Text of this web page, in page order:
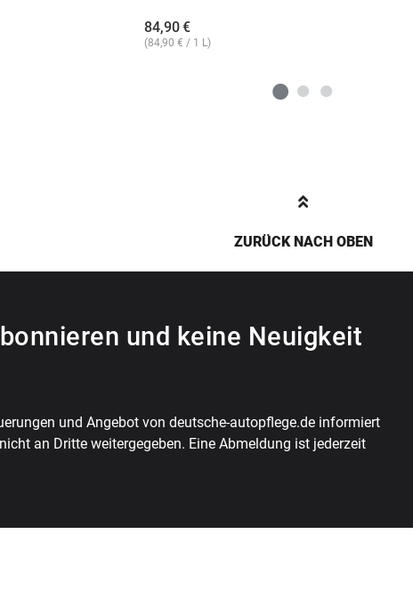
84,90€
(84,90 € / 1 L)
ZURÜCK NACH OBEN
und keine Neuigkeit
und Angebot von deutsche-autopflege.de informiert
an Dritte weitergegeben. Eine Abmeldung ist jederzeit